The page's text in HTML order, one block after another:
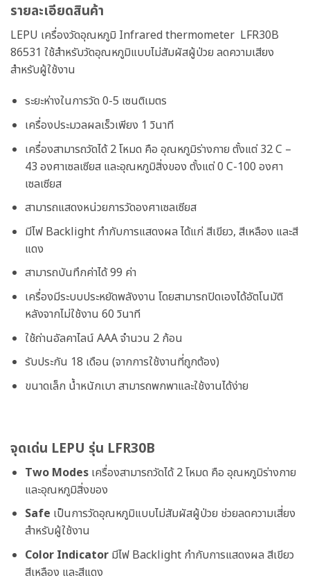
รายละเอียดสินค้า
LEPU เครื่องวัดอุณหภูมิ Infrared thermometer LFR30B
86531 ใช้สำหรับวัดอุณหภูมิแบบไม่สัมผัสผู้ป่วย ลดความเสียง
สำหรับผู้ใช้งาน
ระยะห่างในการวัด 0-5 เซนติเมตร
เครื่องประมวลผลเร็วเพียง 1 วินาที
เครื่องสามารถวัดได้ 2 โหมด คือ อุณหภูมิร่างกาย ตั้งแต่ 32 C –
43 องศาเซลเซียส และอุณหภูมิสิ่งของ ตั้งแต่ 0 C-100 องศา
เซลเซียส
สามารถแสดงหน่วยการวัดองศาเซลเซียส
มีไฟ Backlight กำกับการแสดงผล ได้แก่ สีเขียว, สีเหลือง และสี
แดง
สามารถบันทึกค่าได้ 99 ค่า
เครื่องมีระบบประหยัดพลังงาน โดยสามารถปิดเองได้อัตโนมัติ
หลังจากไม่ใช้งาน 60 วินาที
ใช้ถ่านอัลคาไลน์ AAA จำนวน 2 ก้อน
รับประกัน 18 เดือน (จากการใช้งานที่ถูกต้อง)
ขนาดเล็ก น้ำหนักเบา สามารถพกพาและใช้งานได้ง่าย
จุดเด่น LEPU รุ่น LFR30B
Two Modesเครื่องสามารถวัดได้ 2 โหมด คือ อุณหภูมิร่างกาย
และอุณหภูมิสิ่งของ
Safe เป็นการวัดอุณหภูมิแบบไม่สัมผัสผู้ป่วย ช่วยลดความเสี่ยง
สำหรับผู้ใช้งาน
Color Indicatorมีไฟ Backlight กำกับการแสดงผล สีเขียว
สีเหลือง และสีแดง